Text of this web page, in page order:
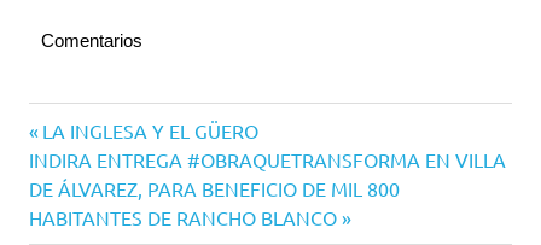
Comentarios
Navegación
de
entradas
Entrada
anterior:
LA INGLESA Y EL GÜERO
Siguiente
entrada:
INDIRA ENTREGA #OBRAQUETRANSFORMA EN VILLA
DE ÁLVAREZ, PARA BENEFICIO DE MIL 800
HABITANTES DE RANCHO BLANCO